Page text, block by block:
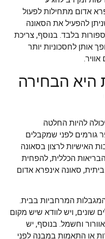
אדום מתחילות לפעול
להפעיל את הסאונה
בלבד. בנוסף, צריכת
אותן לחסכוניות יותר
היא הבחירה
להיות החלטה
גורמים לפני שמקבלים
האישיות לרצון בסאונה
הכללית, להפחית
סאונה אינפרא אדום
המרחביות בבית.
שונים, ויש לוודא שיש מקום
וחשמל. בנוסף, יש
או התאמות במבנה לפני